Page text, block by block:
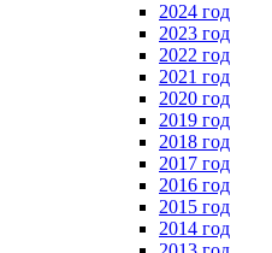
2024 год
2023 год
2022 год
2021 год
2020 год
2019 год
2018 год
2017 год
2016 год
2015 год
2014 год